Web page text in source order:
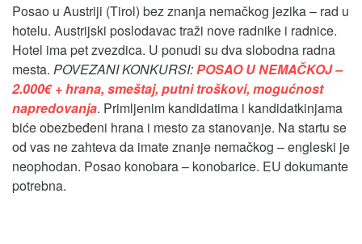
Posao u Austriji (Tirol) bez znanja nemačkog jezika – rad u
hotelu. Austrijski poslodavac traži nove radnike i radnice.
Hotel ima pet zvezdica. U ponudi su dva slobodna radna
mesta. POVEZANI KONKURSI:POSAO U NEMAČKOJ –
2.000€ + hrana, smeštaj, putni troškovi, mogućnost
napredovanja. Primljenim kandidatima i kandidatkinjama
biće obezbeđeni hrana i mesto za stanovanje. Na startu se
od vas ne zahteva da imate znanje nemačkog – engleski je
neophodan. Posao konobara – konobarice. EU dokumante
potrebna.